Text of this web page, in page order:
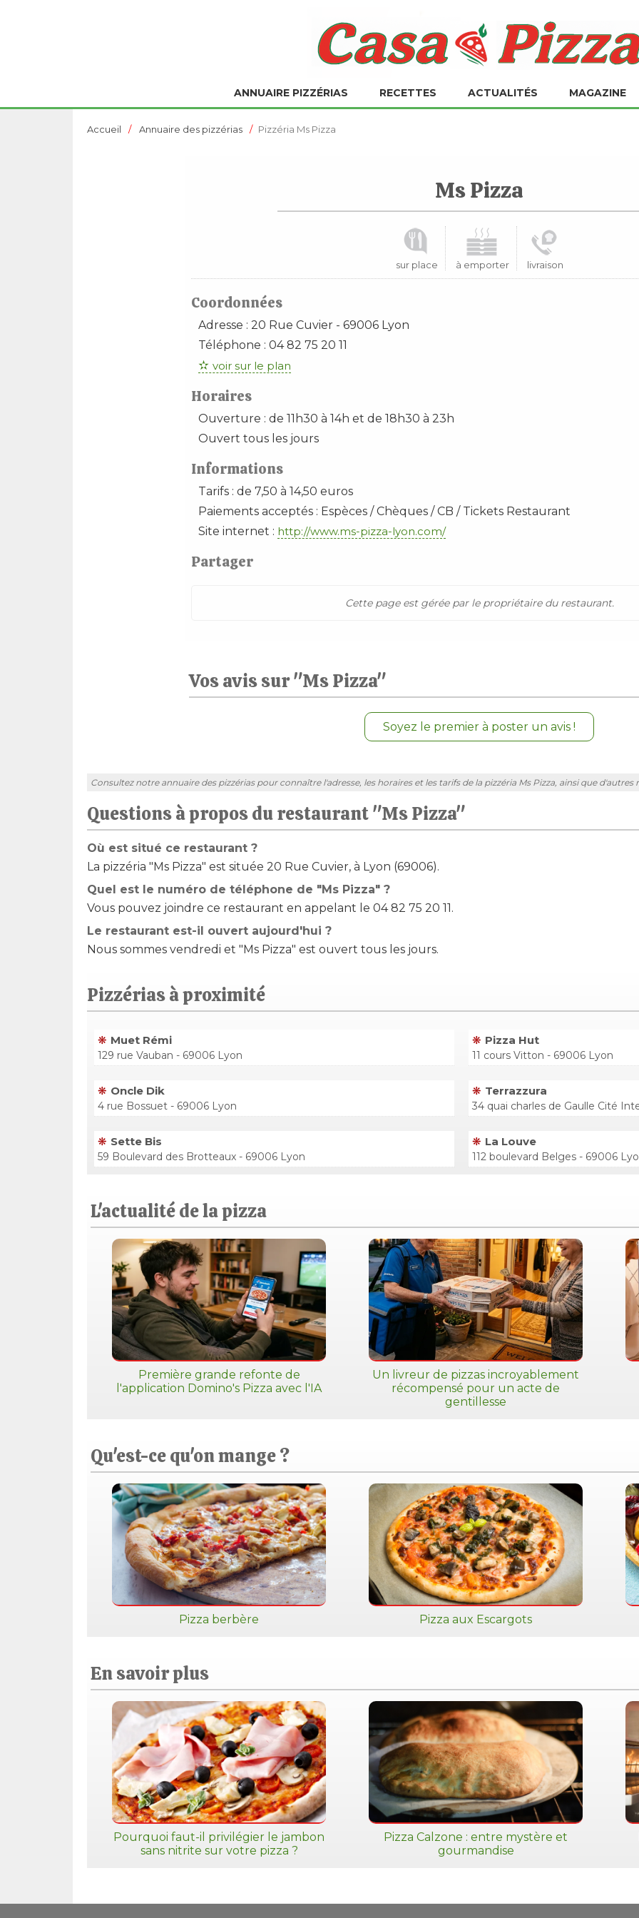
ANNUAIRE PIZZÉRIAS RECETTES ACTUALITÉS MAGAZINE
Accueil Annuaire des pizzérias Pizzéria Ms Pizza
Ms Pizza
sur place à emporter livraison
Coordonnées
Adresse : 20 Rue Cuvier- 69006 Lyon
Téléphone : 04 82 75 20 11
voir sur le plan
Horaires
Ouverture : de 11h30 à 14h et de 18h30 à 23h
Ouvert tous les jours
Informations
Tarifs : de 7,50 à 14,50 euros
Paiements acceptés : Espèces / Chèques / CB / Tickets Restaurant
Site internet : http://www.ms-pizza-lyon.com/
Partager
Cette page est gérée par le propriétaire du restaurant.
Vos avis sur "Ms Pizza"
Soyez le premier à poster un avis !
Consultez notre annuaire des pizzérias pour connaître l'adresse, les horaires et les tarifs de la pizzéria Ms Pizza, ainsi que d'autres
Questions à propos du restaurant "Ms Pizza"
Où est situé ce restaurant ?
La pizzéria "Ms Pizza" est située 20 Rue Cuvier, à Lyon (69006).
Quel est le numéro de téléphone de "Ms Pizza" ?
Vous pouvez joindre ce restaurant en appelant le 04 82 75 20 11.
Le restaurant est-il ouvert aujourd'hui ?
Nous sommes vendredi et "Ms Pizza" est ouvert tous les jours.
Pizzérias à proximité
Muet Rémi
129 rue Vauban - 69006 Lyon
Pizza Hut
11 cours Vitton - 69006 Lyon
Oncle Dik
4 rue Bossuet - 69006 Lyon
Terrazzura
34 quai charles de Gaulle Cité
Sette Bis
59 Boulevard des Brotteaux - 69006 Lyon
La Louve
112 boulevard Belges - 69006
L'actualité de la pizza
Première grande refonte de
l'application Domino's Pizza avec l'IA
Un livreur de pizzas incroyablement
récompensé pour un acte de
gentillesse
Qu'est-ce qu'on mange ?
Pizza berbère Pizza aux Escargots
En savoir plus
Pourquoi faut-il privilégier le jambon
sans nitrite sur votre pizza ?
Pizza Calzone : entre mystère et
gourmandise